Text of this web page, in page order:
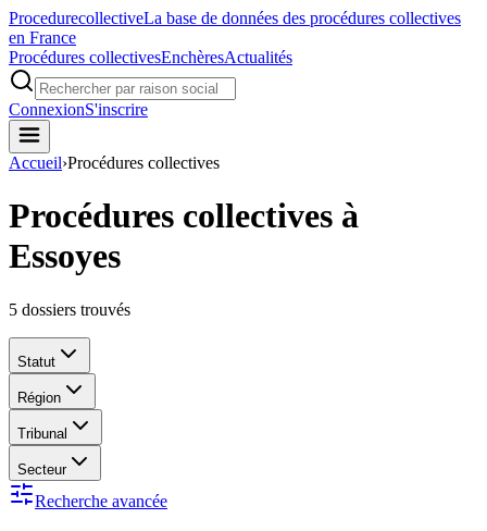
ProcedurecollectiveLa base de données des procédures collectives
en France
Procédures collectivesEnchèresActualités
ConnexionS'inscrire
Accueil›Procédures collectives
Procédures collectives à
Essoyes
5 dossiers trouvés
Statut
Région
Tribunal
Secteur
Recherche avancée